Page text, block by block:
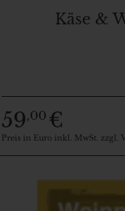
Käse &
59,00 €
Preis in Euro inkl. MwSt. zzgl.